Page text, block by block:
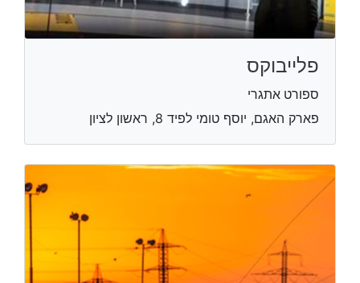
פלייבוקס
ספורט אתגרי
פארק האגם, יוסף טומי לפיד 8, ראשון לציון